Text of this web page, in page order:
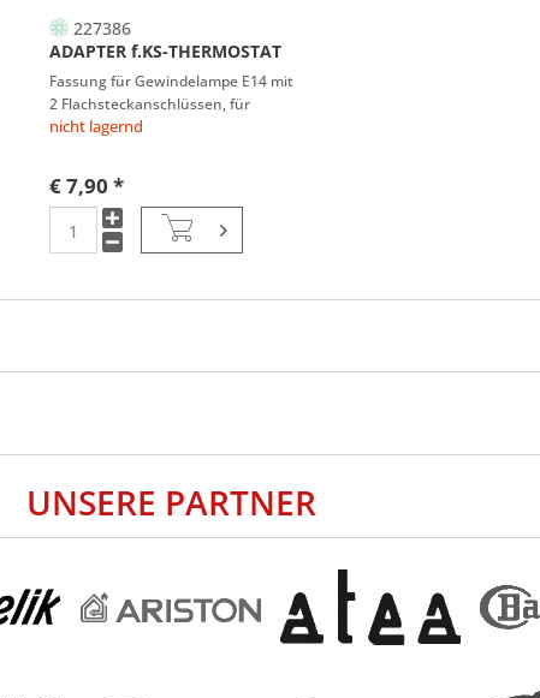
227386
ADAPTER f.KS-THERMOSTAT
Fassung für Gewindelampe E14 mit
2 Flachsteckanschlüssen, für
nicht lagernd
€ 7,90 *
UNSERE PARTNER